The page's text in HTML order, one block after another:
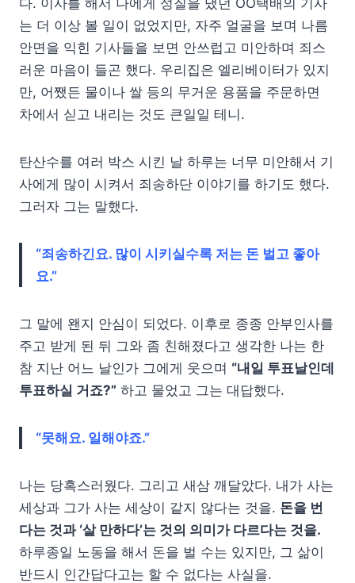
는 더 이상 볼 일이 없었지만, 자주 얼굴을 보며 나름
안면을 익힌 기사들을 보면 안쓰럽고 미안하며 죄스
러운 마음이 들곤 했다. 우리집은 엘리베이터가 있지
만, 어쨌든 물이나 쌀 등의 무거운 용품을 주문하면
차에서 싣고 내리는 것도 큰일일 테니.
탄산수를 여러 박스 시킨 날 하루는 너무 미안해서 기
사에게 많이 시켜서 죄송하단 이야기를 하기도 했다.
그러자 그는 말했다.
“죄송하긴요. 많이 시키실수록 저는 돈 벌고 좋아
요.”
그 말에 왠지 안심이 되었다. 이후로 종종 안부인사를
주고 받게 된 뒤 그와 좀 친해졌다고 생각한 나는 한
참 지난 어느 날인가 그에게 웃으며 “내일 투표날인데
투표하실 거죠?” 하고 물었고 그는 대답했다.
“못해요. 일해야죠.”
나는 당혹스러웠다. 그리고 새삼 깨달았다. 내가 사는
세상과 그가 사는 세상이 같지 않다는 것을. 돈을 번
다는 것과 ‘살 만하다’는 것의 의미가 다르다는 것을.
하루종일 노동을 해서 돈을 벌 수는 있지만, 그 삶이
반드시 인간답다고는 할 수 없다는 사실을.